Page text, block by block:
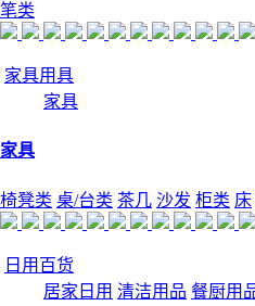
笔类
家具用具
家具
家具
椅凳类 桌/台类 茶几 沙发 柜类 床
日用百货
居家日用 清洁用品 餐厨用